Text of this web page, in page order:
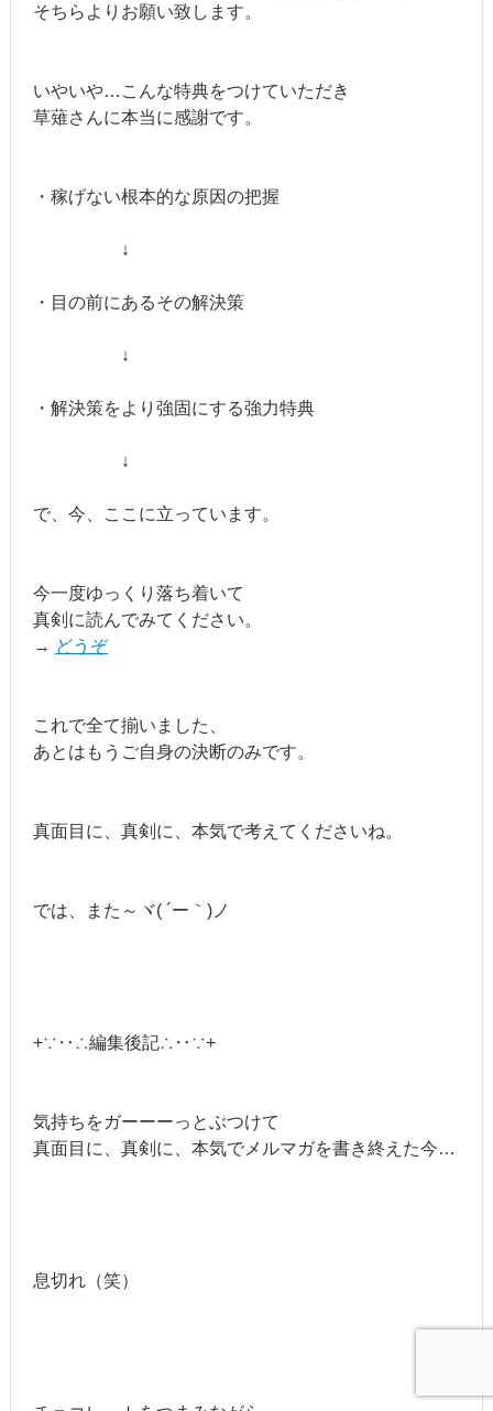
そちらよりお願い致します。
いやいや…こんな特典をつけていただき
草薙さんに本当に感謝です。
・稼げない根本的な原因の把握
↓
・目の前にあるその解決策
↓
・解決策をより強固にする強力特典
↓
で、今、ここに立っています。
今一度ゆっくり落ち着いて
真剣に読んでみてください。
→ どうぞ
これで全て揃いました、
あとはもうご自身の決断のみです。
真面目に、真剣に、本気で考えてくださいね。
では、また～ヾ( ´ー｀)ノ
+∵‥∴編集後記∴‥∵+
気持ちをガーーーっとぶつけて
真面目に、真剣に、本気でメルマガを書き終えた今…
息切れ（笑）